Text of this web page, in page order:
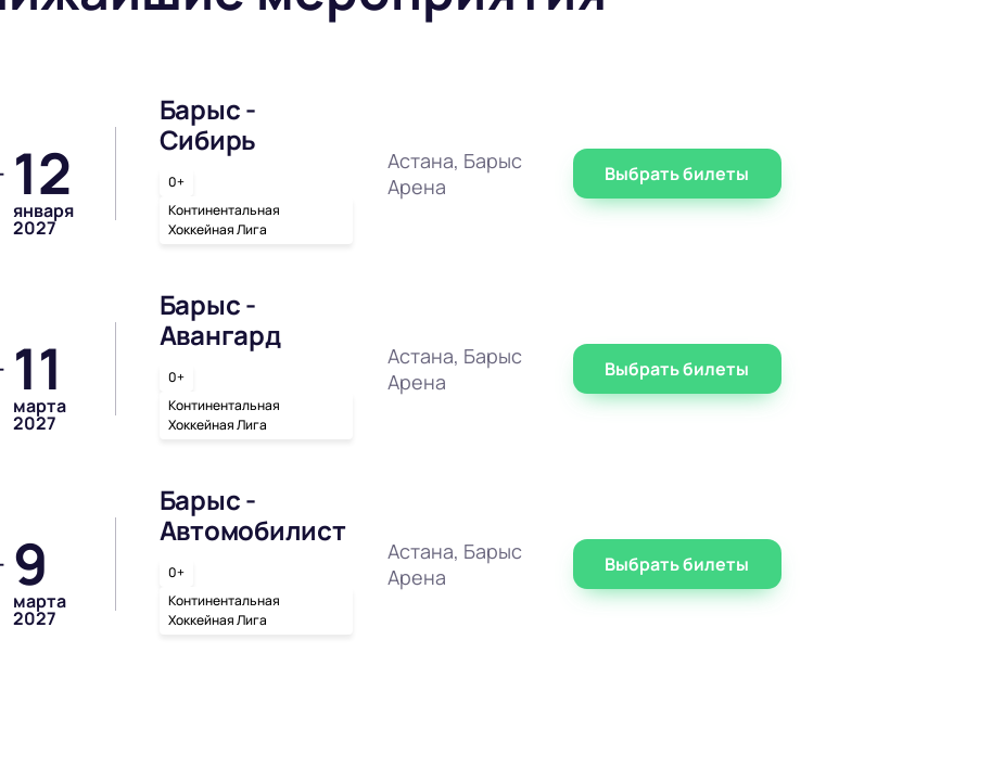
12
января
2027
Барыс -
Сибирь
0+
Континентальная
Хоккейная Лига
Астана, Барыс
Арена
Выбрать билеты
11
марта
2027
Барыс -
Авангард
0+
Континентальная
Хоккейная Лига
Астана, Барыс
Арена
Выбрать билеты
9
марта
2027
Барыс -
Автомобилист
0+
Континентальная
Хоккейная Лига
Астана, Барыс
Арена
Выбрать билеты